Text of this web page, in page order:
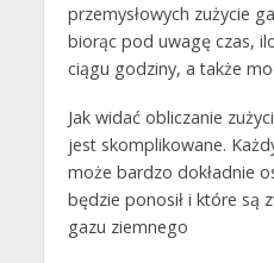
przemysłowych zużycie
biorąc pod uwagę czas,
ciągu godziny, a także
Jak widać obliczanie
jest skomplikowane.
może bardzo dokładnie
będzie ponosił i które są
gazu ziemnego